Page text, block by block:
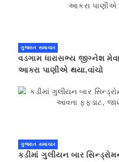
ગુજરાત સમાચાર
વડગામ ધારાસભ્ય જીગ્નેશ
આકરા પાણીએ થયા,વાંચો
ગુજરાત સમાચાર
કડીમાં ગુલીયન બાર